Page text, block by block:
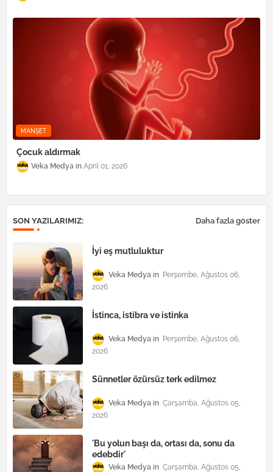
MANŞET
Çocuk aldırmak
Veka Medya April 01, 2026
SON YAZILARIMIZ: Daha fazla göster
İyi eş mutluluktur
Veka Medya
Perşembe, Ağustos 06,
2026
İstinca, istibra ve istinka
Veka Medya
Perşembe, Ağustos 06,
2026
Sünnetler özürsüz terk edilmez
Veka Medya
Çarşamba, Ağustos 05,
2026
'Bu yolun başı da, ortası da, sonu da
edebdir'
Veka Medya Çarşamba, Ağustos 05,